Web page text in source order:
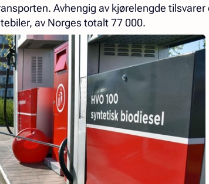
Avhengig av kjørelengde
av Norges totalt 77 000.